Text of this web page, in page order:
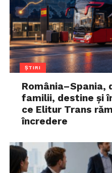
ȘTIRI
România–Spania,
familii, destine și
ce Elitur Trans
încredere